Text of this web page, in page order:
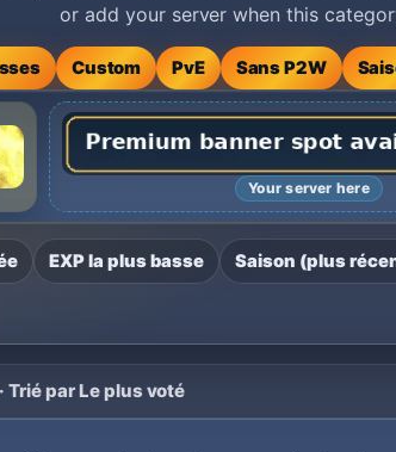
or add your server when this
Custom PvE Sans P2W
Your server here
EXP la plus basse Saison (plus
Trié par Le plus voté